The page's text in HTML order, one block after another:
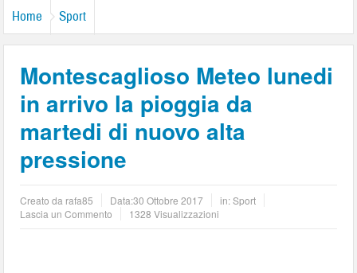
Home Sport
Montescaglioso Meteo lunedi
in arrivo la pioggia da
martedi di nuovo alta
pressione
Creato da rafa85 Data:30 Ottobre 2017 in:Sport
Lascia un Commento
1328 Visualizzazioni